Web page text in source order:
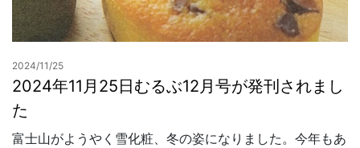
2024/11/25
2024年11月25日むるぶ12月号が発刊されまし
た
富士山がようやく雪化粧、冬の姿になりました。今年もあ